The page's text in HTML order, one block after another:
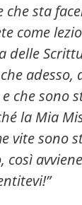
che sta
come
delle
adesso,
che sono
la Mia
vite sono
così